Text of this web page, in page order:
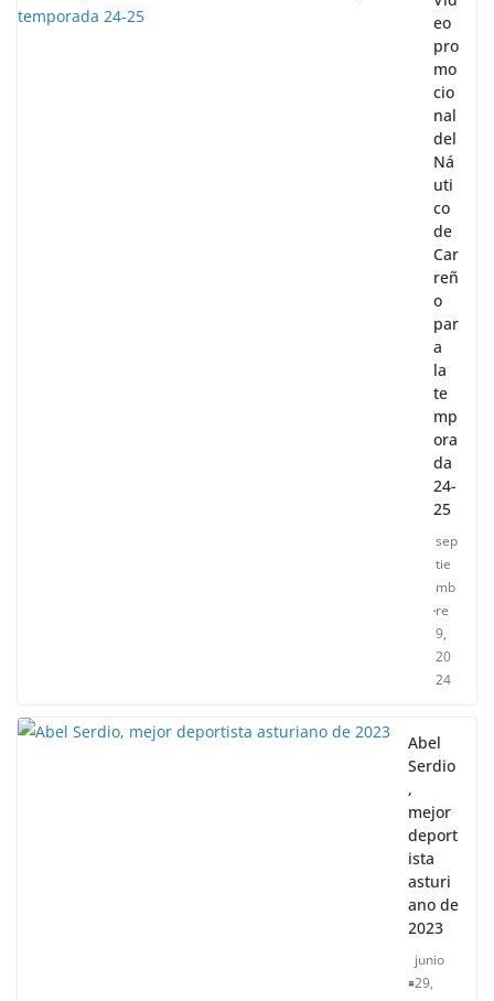
eo
pro
mo
cio
nal
del
Ná
uti
co
de
Car
reñ
o
par
a
la
te
mp
ora
da
24-
25
sep
tie
mb
re
9,
20
24
Abel
Serdio
,
mejor
deport
ista
asturi
ano de
2023
junio
29,